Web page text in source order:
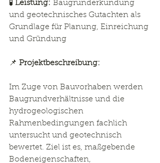
🧪 Leistung: Baugrunderkundung
und geotechnisches Gutachten als
Grundlage für Planung, Einreichung
und Gründung
📌 Projektbeschreibung:
Im Zuge von Bauvorhaben werden
Baugrundverhältnisse und die
hydrogeologischen
Rahmenbedingungen fachlich
untersucht und geotechnisch
bewertet. Ziel ist es, maßgebende
Bodeneigenschaften,